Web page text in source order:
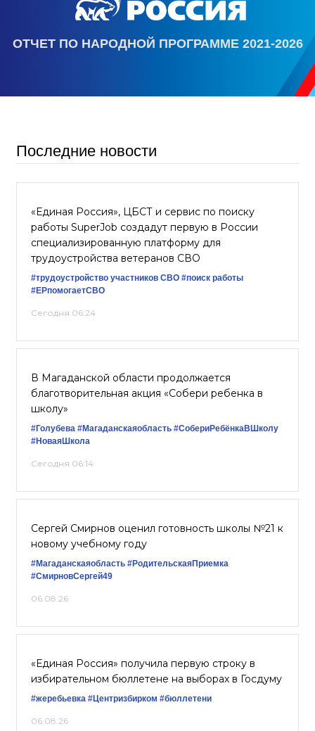
ОТЧЕТ ПО НАРОДНОЙ ПРОГРАММЕ 2021-2026
Последние новости
«Единая Россия», ЦБСТ и сервис по поиску
работы SuperJob создадут первую в России
специализированную платформу для
трудоустройства ветеранов СВО
#трудоустройство участников СВО #поиск работы
#ЕРпомогаетСВО
Сегодня 06:24
В Магаданской области продолжается
благотворительная акция «Собери ребенка в
школу»
#Голубева #Магаданскаяобласть #СобериРебёнкаВШколу
#НоваяШкола
Сегодня 06:14
Сергей Смирнов оценил готовность школы №21 к
новому учебному году
#Магаданскаяобласть #РодительскаяПриемка
#СмирновСергей49
06.08.26
«Единая Россия» получила первую строку в
избирательном бюллетене на выборах в Госдуму
#жеребьевка #Центризбирком #бюллетени
06.08.26